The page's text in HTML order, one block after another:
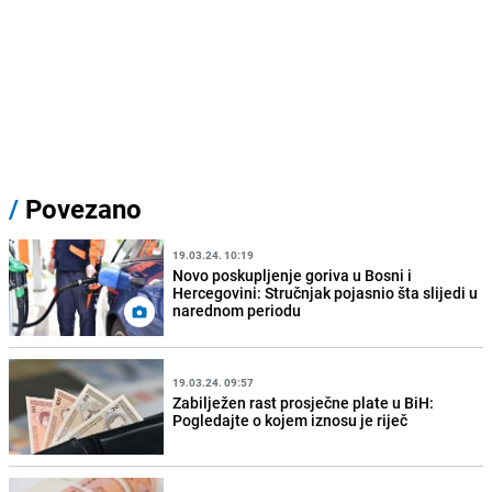
/ Povezano
19.03.24. 10:19
Novo poskupljenje goriva u Bosni i
Hercegovini: Stručnjak pojasnio šta slijedi u
narednom periodu
19.03.24. 09:57
Zabilježen rast prosječne plate u BiH:
Pogledajte o kojem iznosu je riječ